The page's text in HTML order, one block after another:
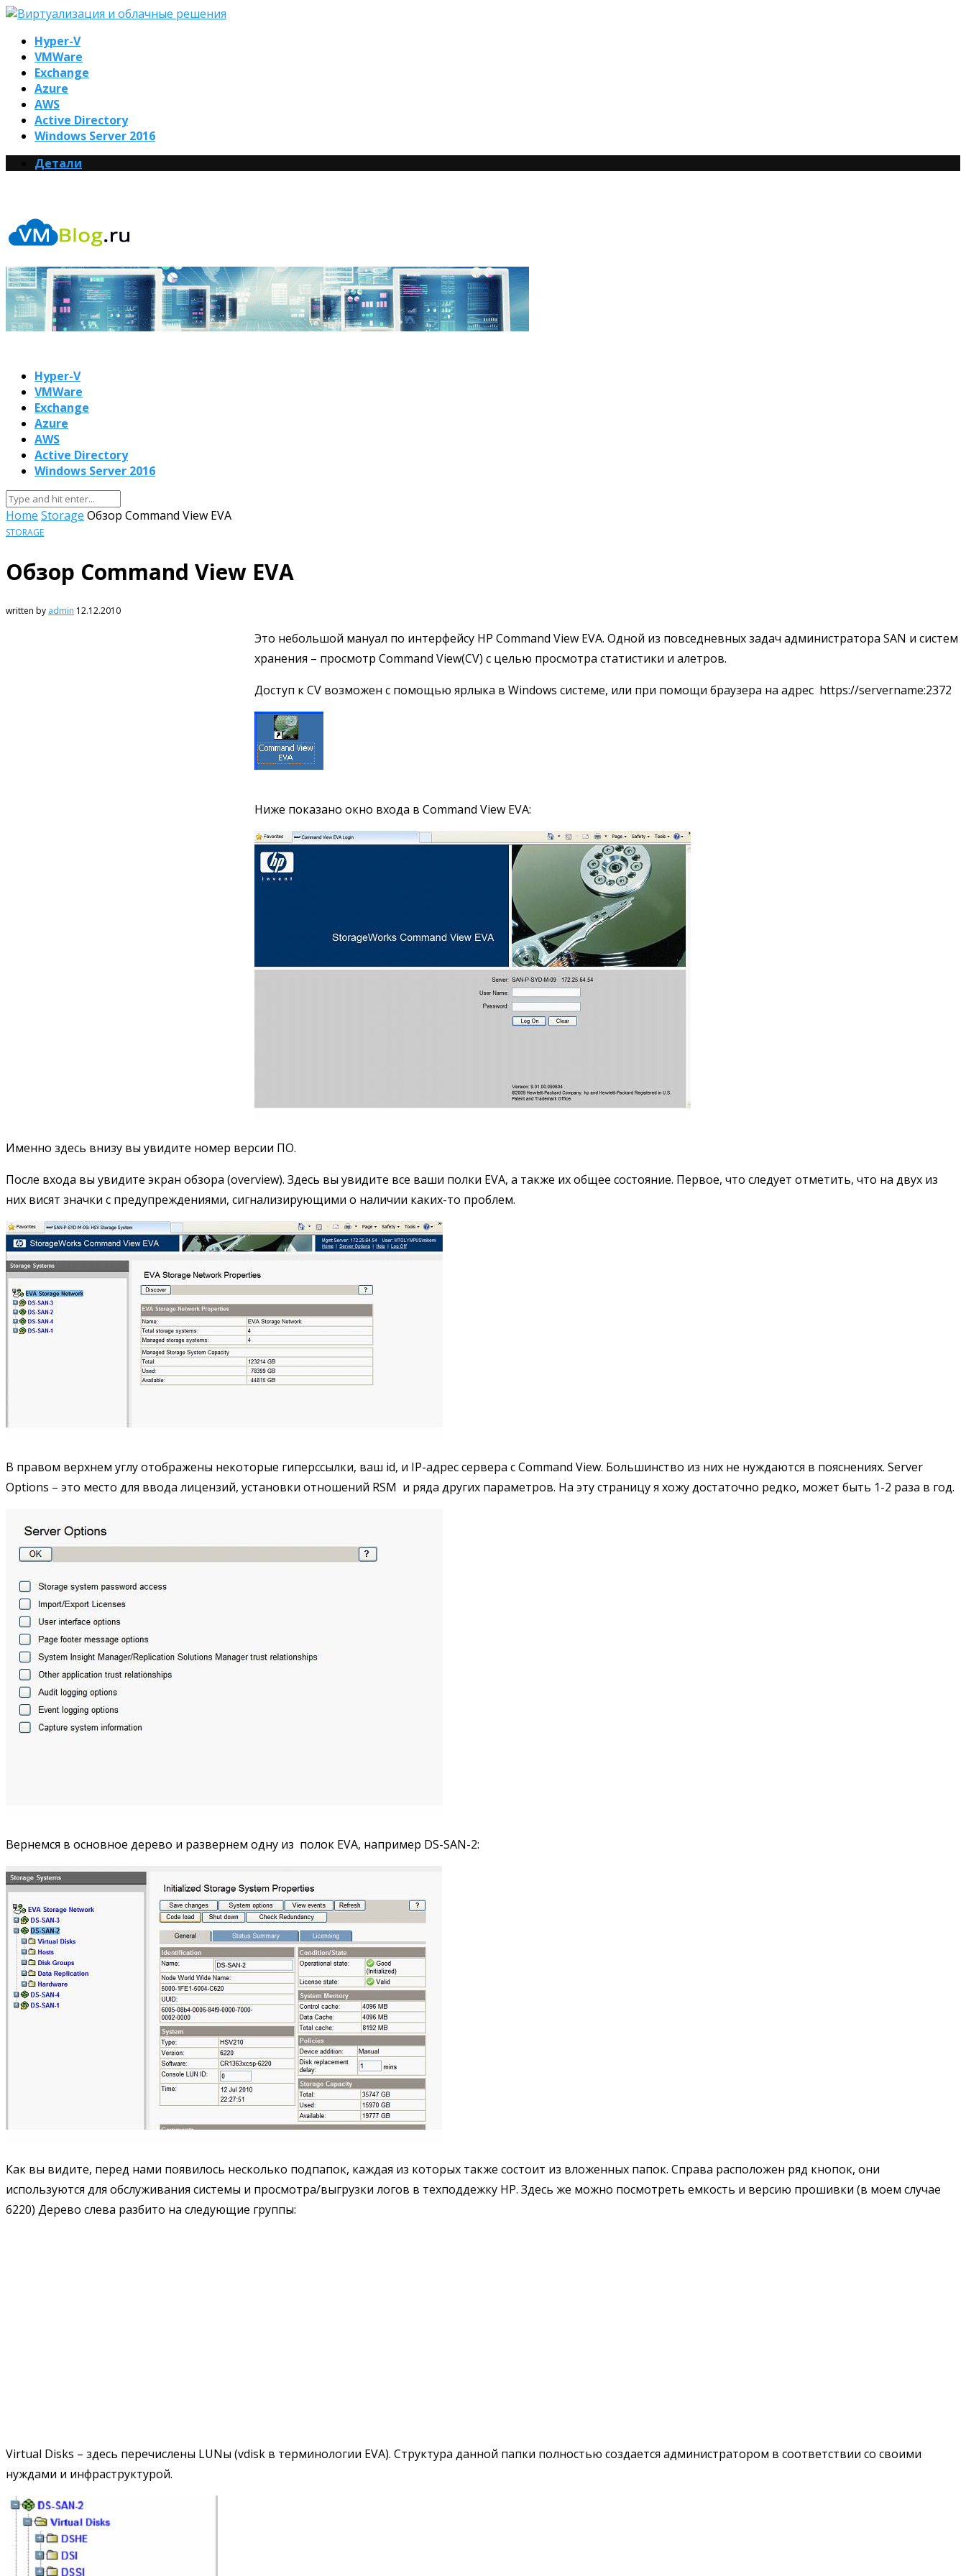
Hyper-V
VMWare
Exchange
Azure
AWS
Active Directory
Windows Server 2016
Детали
Hyper-V
VMWare
Exchange
Azure
AWS
Active Directory
Windows Server 2016
Home Storage Обзор Command View EVA
STORAGE
Обзор Command View EVA
written by admin 12.12.2010
Это небольшой мануал по интерфейсу HP Command View EVA. Одной из повседневных задач администратора SAN и систем
хранения – просмотр Command View(CV) с целью просмотра статистики и алетров.
Доступ к CV возможен с помощью ярлыка в Windows системе, или при помощи браузера на адрес https://servername:2372
Ниже показано окно входа в Command View EVA:
Именно здесь внизу вы увидите номер версии ПО.
После входа вы увидите экран обзора (overview). Здесь вы увидите все ваши полки EVA, а также их общее состояние. Первое, что следует отметить, что на двух из
них висят значки с предупреждениями, сигнализирующими о наличии каких-то проблем.
В правом верхнем углу отображены некоторые гиперссылки, ваш id, и IP-адрес сервера с Command View. Большинство из них не нуждаются в пояснениях. Server
Options – это место для ввода лицензий, установки отношений RSM и ряда других параметров. На эту страницу я хожу достаточно редко, может быть 1-2 раза в год.
Вернемся в основное дерево и развернем одну из полок EVA, например DS-SAN-2:
Как вы видите, перед нами появилось несколько подпапок, каждая из которых также состоит из вложенных папок. Справа расположен ряд кнопок, они
используются для обслуживания системы и просмотра/выгрузки логов в техподдежку HP. Здесь же можно посмотреть емкость и версию прошивки (в моем случае
6220) Дерево слева разбито на следующие группы:
Virtual Disks – здесь перечислены LUNы (vdisk в терминологии EVA). Структура данной папки полностью создается администратором в соответствии со своими
нуждами и инфраструктурой.